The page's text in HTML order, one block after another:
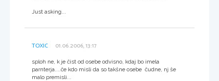
Just asking...
TOXIC 01.06.2006, 13:17
sploh ne, k je čist od osebe odvisno, kdaj bo imela
parnterja....če kdo misli da so takšne osebe čudne, nj še
malo premisli...